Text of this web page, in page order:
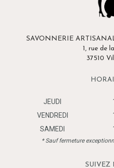
SAVONNERIE
1, rue de
37510
JEUDI
VENDREDI
SAMEDI
* Sauf fermeture
SUIVEZ